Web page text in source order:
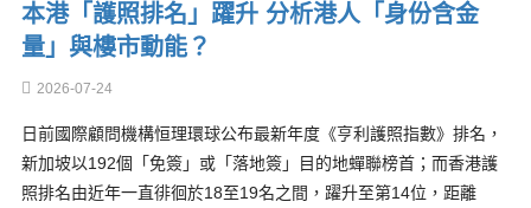
本港「護照排名」躍升 分析港人「身份含金
量」與樓市動能？
2026-07-24
日前國際顧問機構恒理環球公布最新年度《亨利護照指數》排名，
新加坡以192個「免簽」或「落地簽」目的地蟬聯榜首；而香港護
照排名由近年一直徘徊於18至19名之間，躍升至第14位，距離